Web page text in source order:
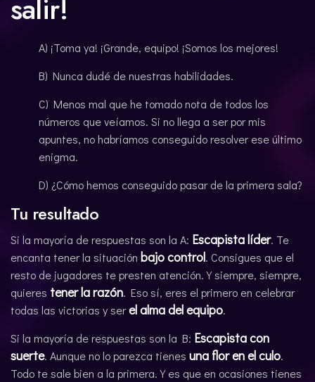
salir!
A) ¡Toma ya! ¡Grande, equipo! ¡Somos los mejores!
B) Nunca dudé de nuestras habilidades.
C) Menos mal que he tomado nota de todos los
números que veíamos. Si no llega a ser por mis
apuntes, no habríamos conseguido resolver ese último
enigma.
D) ¿Cómo hemos conseguido pasar de la primera sala?
Tu resultado
Si la mayoría de respuestas son la A: Escapista líder. Te
encanta tener la situación bajo control. Consigues que el
resto de jugadores te presten atención. Y siempre, siempre,
quieres tener la razón. Eso sí, eres el primero en celebrar
todas las victorias y serel alma del equipo.
Si la mayoría de respuestas son la B: Escapista con
suerte. Aunque no lo parezca tienes una flor en el culo.
Todo te sale bien a la primera. Y es que en ocasiones tienes